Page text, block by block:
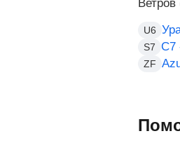
U6
S7 С7
ZF